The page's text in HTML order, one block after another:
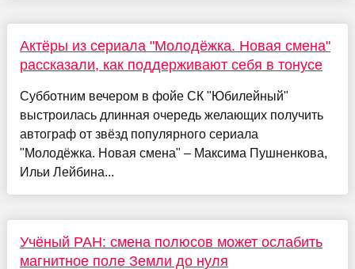
Актёры из сериала "Молодёжка. Новая смена"
рассказали, как поддерживают себя в тонусе
Субботним вечером в фойе СК "Юбилейный"
выстроилась длинная очередь желающих получить
автограф от звёзд популярного сериала
"Молодёжка. Новая смена" – Максима Пушненкова,
Ильи Лейбина...
Учёный РАН: смена полюсов может ослабить
магнитное поле Земли до нуля